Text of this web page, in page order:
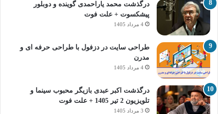
درگذشت محمد یاراحمدی گوینده و دوبلور
پیشکسوت + علت فوت
4 مرداد 1405
طراحی سایت در دزفول با طراحی حرفه‌ ای و
مدرن
4 مرداد 1405
درگذشت اکبر عبدی بازیگر محبوب سینما و
تلویزیون 2 تیر 1405 + علت فوت
3 مرداد 1405